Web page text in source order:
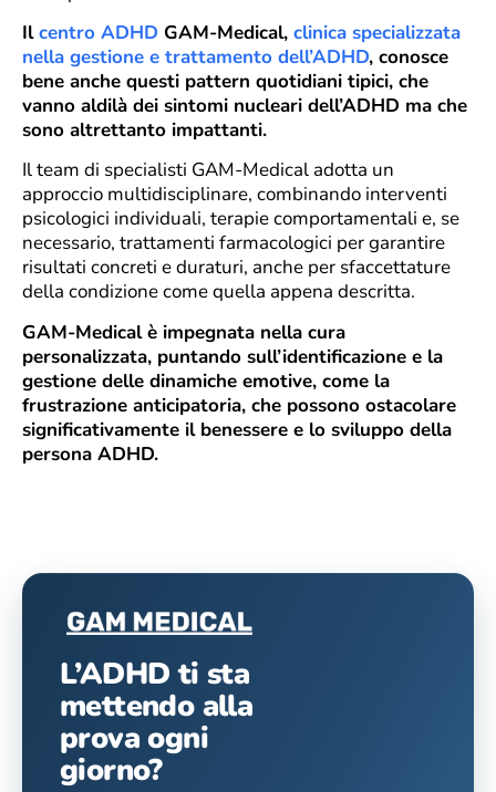
Ilcentro ADHD GAM-Medical, clinica specializzata
nella gestione e trattamento dell’ADHD, conosce
bene anche questi pattern quotidiani tipici, che
vanno aldilà dei sintomi nucleari dell’ADHD ma che
sono altrettanto impattanti.
Il team di specialisti GAM-Medical adotta un
approccio multidisciplinare, combinando interventi
psicologici individuali, terapie comportamentali e, se
necessario, trattamenti farmacologici per garantire
risultati concreti e duraturi, anche per sfaccettature
della condizione come quella appena descritta.
GAM-Medical è impegnata nella cura
personalizzata, puntando sull’identificazione e la
gestione delle dinamiche emotive, come la
frustrazione anticipatoria, che possono ostacolare
significativamente il benessere e lo sviluppo della
persona ADHD.
L’ADHD ti sta
mettendo alla
prova ogni
giorno?